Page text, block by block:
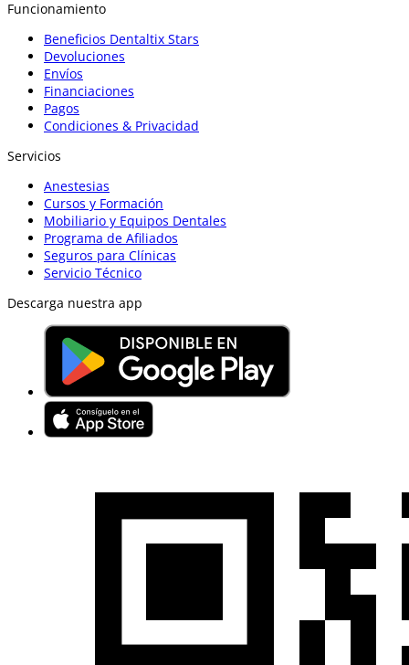
Funcionamiento
Beneficios Dentaltix Stars
Devoluciones
Envíos
Financiaciones
Pagos
Condiciones & Privacidad
Servicios
Anestesias
Cursos y Formación
Mobiliario y Equipos Dentales
Programa de Afiliados
Seguros para Clínicas
Servicio Técnico
Descarga nuestra app